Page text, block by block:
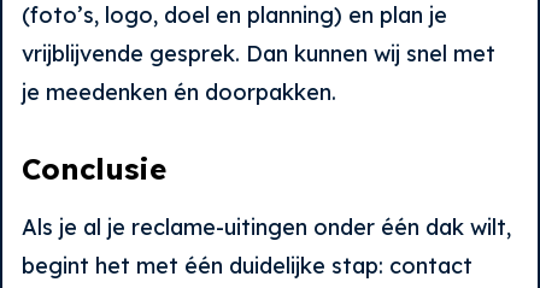
(foto’s, logo, doel en planning) en plan je
vrijblijvende gesprek. Dan kunnen wij snel met
je meedenken én doorpakken.
Conclusie
Als je al je reclame-uitingen onder één dak wilt,
begint het met één duidelijke stap: contact